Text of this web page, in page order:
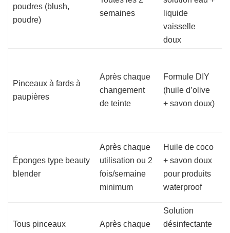
poudres (blush,
poudre)
semaines
liquide
vaisselle
doux
Pinceaux à fards à
paupières
Après chaque
changement
de teinte
Formule DIY
(huile d’olive
+ savon doux)
Éponges type beauty
blender
Après chaque
utilisation ou 2
fois/semaine
minimum
Huile de coco
+ savon doux
pour produits
waterproof
Tous pinceaux
Après chaque
Solution
désinfectante